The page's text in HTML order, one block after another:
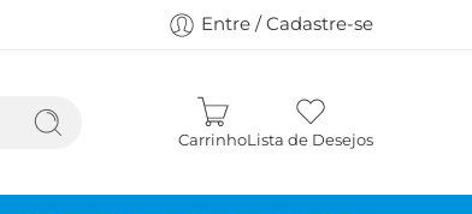
Entre / Cadastre-se
CarrinhoLista de Desejos